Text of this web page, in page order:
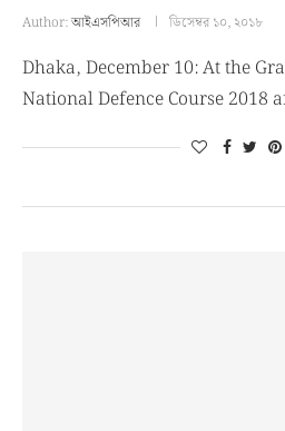
Author:আইএসপিআর ডিসেম্বর ১০, ২০১৮
Dhaka, December 10: At the
National Defence Course 2018